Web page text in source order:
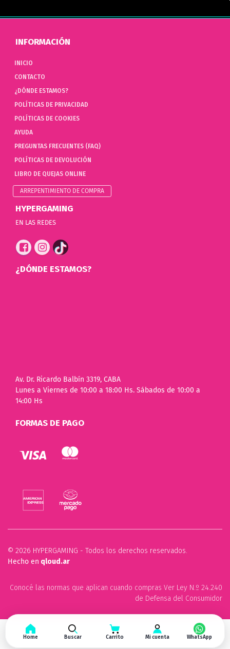
INFORMACIÓN
INICIO
CONTACTO
¿DÓNDE ESTAMOS?
POLÍTICAS DE PRIVACIDAD
POLÍTICAS DE COOKIES
AYUDA
PREGUNTAS FRECUENTES (FAQ)
POLÍTICAS DE DEVOLUCIÓN
LIBRO DE QUEJAS ONLINE
ARREPENTIMIENTO DE COMPRA
HYPERGAMING
EN LAS REDES
¿DÓNDE ESTAMOS?
Av. Dr. Ricardo Balbín 3319, CABA
Lunes a Viernes de 10:00 a 18:00 Hs. Sábados de 10:00 a
14:00 Hs
FORMAS DE PAGO
© 2026 HYPERGAMING - Todos los derechos reservados.
Hecho en qloud.ar
Conocé las normas que aplican cuando compras Ver Ley N.º 24.240
de Defensa del Consumidor
Home Buscar Carrito Mi cuenta